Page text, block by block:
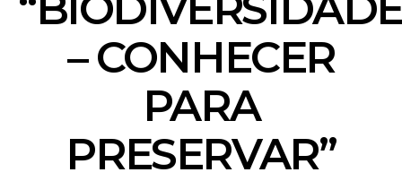
– CONHECER
PARA
PRESERVAR”